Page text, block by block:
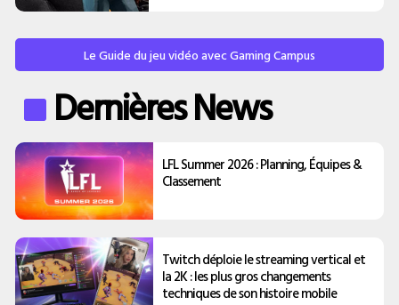
Le Guide du jeu vidéo avec Gaming Campus
Dernières News
LFL Summer 2026 : Planning, Équipes &
Classement
Twitch déploie le streaming vertical et
la 2K : les plus gros changements
techniques de son histoire mobile